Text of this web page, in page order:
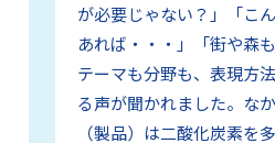
が必要じゃない？」「こ
あれば・・・」「街や森
テーマも分野も、表現方
る声が聞かれました。な
（製品）は二酸化炭素を